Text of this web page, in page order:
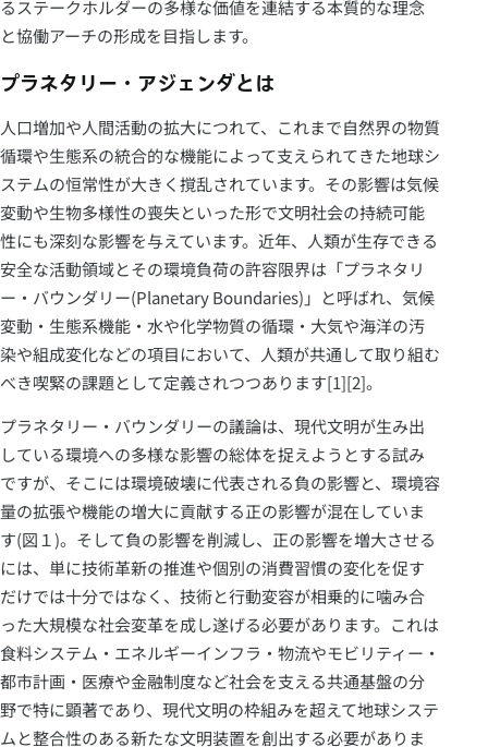
るステークホルダーの多様な価値を連結する本質的な理念
と協働アーチの形成を目指します。
プラネタリー・アジェンダとは
人口増加や人間活動の拡大につれて、これまで自然界の物質
循環や生態系の統合的な機能によって支えられてきた地球シ
ステムの恒常性が大きく撹乱されています。その影響は気候
変動や生物多様性の喪失といった形で文明社会の持続可能
性にも深刻な影響を与えています。近年、人類が生存できる
安全な活動領域とその環境負荷の許容限界は「プラネタリ
ー・バウンダリー(Planetary Boundaries)」と呼ばれ、気候
変動・生態系機能・水や化学物質の循環・大気や海洋の汚
染や組成変化などの項目において、人類が共通して取り組む
べき喫緊の課題として定義されつつあります[1][2]。
プラネタリー・バウンダリーの議論は、現代文明が生み出
している環境への多様な影響の総体を捉えようとする試み
ですが、そこには環境破壊に代表される負の影響と、環境容
量の拡張や機能の増大に貢献する正の影響が混在していま
す(図１)。そして負の影響を削減し、正の影響を増大させる
には、単に技術革新の推進や個別の消費習慣の変化を促す
だけでは十分ではなく、技術と行動変容が相乗的に噛み合
った大規模な社会変革を成し遂げる必要があります。これは
食料システム・エネルギーインフラ・物流やモビリティー・
都市計画・医療や金融制度など社会を支える共通基盤の分
野で特に顕著であり、現代文明の枠組みを超えて地球システ
ムと整合性のある新たな文明装置を創出する必要がありま